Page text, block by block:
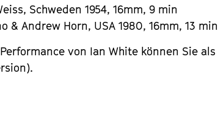
Schweden 1954, 16mm, 9 min
& Andrew Horn, USA 1980, 16mm, 13 min
von Ian White können Sie als